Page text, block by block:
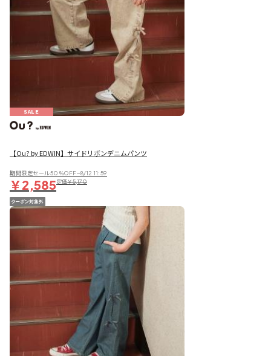
SALE
【Ou? by EDWIN】サイドリボンデニムパンツ
期間限定セール50％OFF~8/12 11:59
￥2,585定価￥5,170